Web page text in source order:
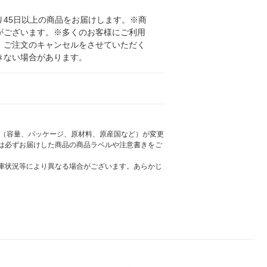
45日以上の商品をお届けします。※商
ございます。※多くのお客様にご利用
注文のキャンセルをさせていただく
い場合があります。
容量、パッケージ、原材料、原産国など）が変更
ずお届けした商品の商品ラベルや注意書きをご
況等により異なる場合がございます。あらかじ